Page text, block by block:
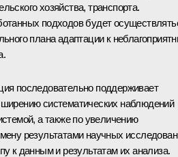
хозяйства, транспорта.
подходов будет
плана адаптации к
последовательно поддерживает
систематических наблюдений
а также по увеличению
результатами научных
к данным и результатам их анализа.